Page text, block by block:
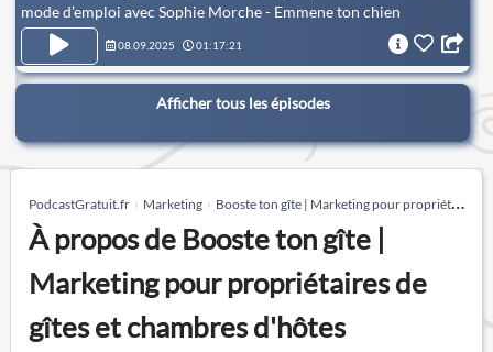
mode d’emploi avec Sophie Morche - Emmene ton chien
08.09.2025 01:17:21
Afficher tous les épisodes
PodcastGratuit.fr Marketing Booste ton gîte | Marketing pour propriétaires de gîtes et chambres d'hôtes
À propos de Booste ton gîte |
Marketing pour propriétaires de
gîtes et chambres d'hôtes